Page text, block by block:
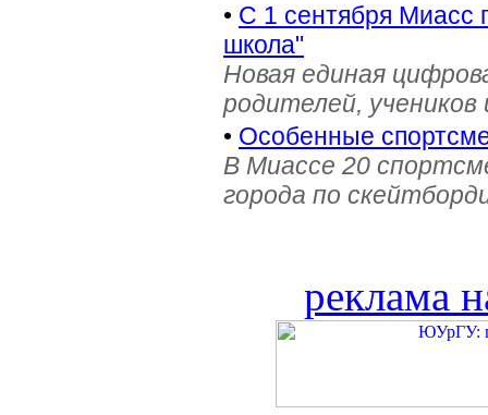
• С 1 сентября Миасс
школа"
Новая единая
родителей, учеников
• Особенные
В Миассе 20
города по
реклама